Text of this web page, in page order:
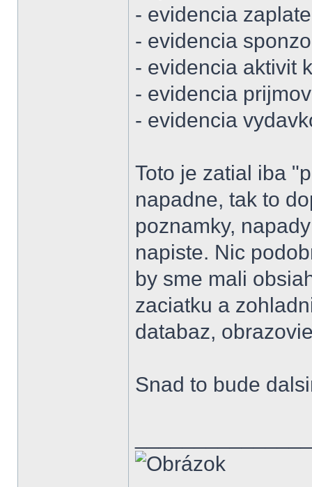
- evidencia
- evidencia
- evidencia aktivit
- evidencia
- evidencia
Toto je zatial iba
napadne, tak to
poznamky,
napiste. Nic
by sme mali
zaciatku a
databaz,
Snad to bude